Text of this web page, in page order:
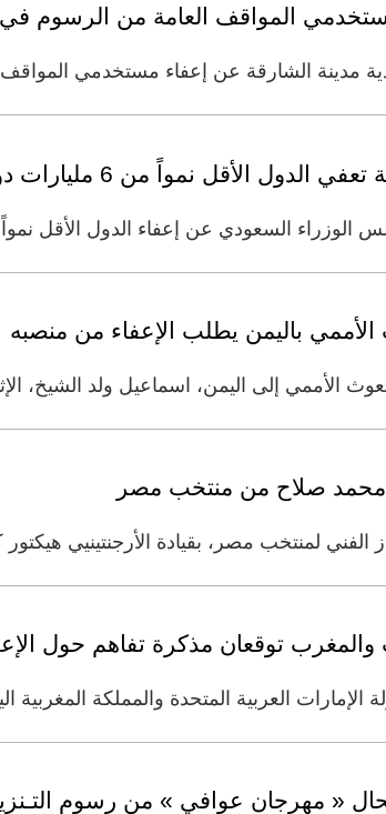
المواقف العامة من الرسوم
مدينة الشارقة عن إعفاء مستخدمي المواقف العامة
الدول الأقل نمواً من 6 مليارات دولار
السعودي عن إعفاء الدول الأقل نمواً من ديون فاقت قيمتها 6 مليارات
الأممي باليمن يطلب الإعفاء من منصبه
الأممي إلى اليمن، اسماعيل ولد الشيخ،
محمد صلاح من منتخب مصر
الفني لمنتخب مصر، بقيادة الأرجنتينيي
والمغرب توقعان مذكرة تفاهم حول
الإمارات العربية المتحدة والمملكة
« مهرجان عوافي » من رسوم